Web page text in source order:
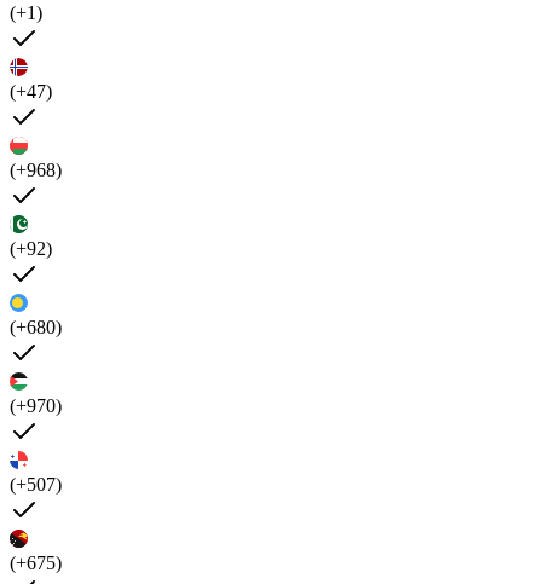
(+1)
(+47)
(+968)
(+92)
(+680)
(+970)
(+507)
(+675)